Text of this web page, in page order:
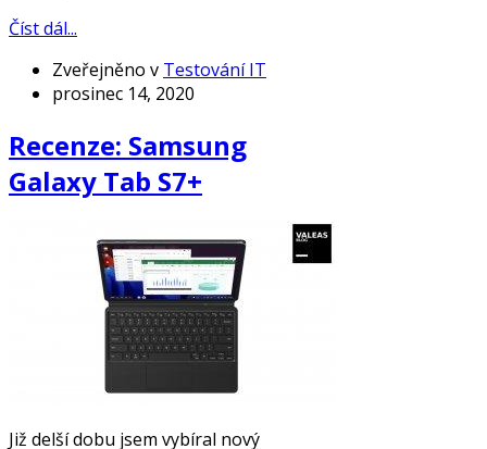
Číst dál...
Zveřejněno v Testování IT
prosinec 14, 2020
Recenze: Samsung
Galaxy Tab S7+
Již delší dobu jsem vybíral nový